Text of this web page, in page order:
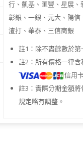
行、凱基、匯豐、星展、
彰銀、一銀、元大、陽信
渣打、華泰、三信商銀
註1：除不盡餘數於第
註2：所有價格一律含
信用
註3：實際分期金額
規定略有調整。